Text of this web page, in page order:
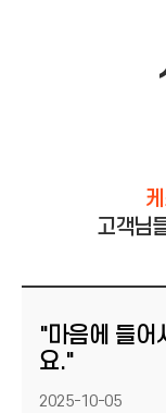
고객님
"마음에 들어
요."
등록일
2025-10-05